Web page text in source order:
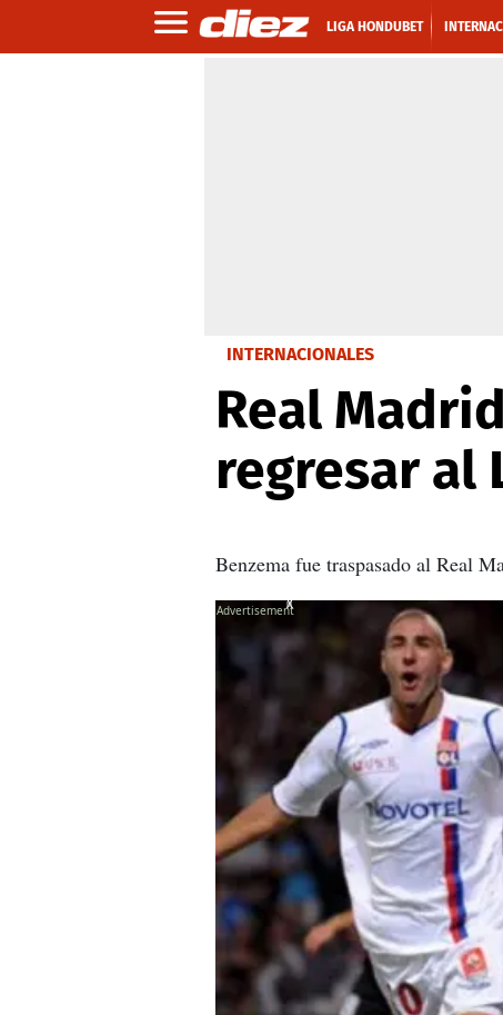
LIGA HONDUBET
INTERNACIONALES
Real
regresar al
Benzema fue traspasado al Real
X
X